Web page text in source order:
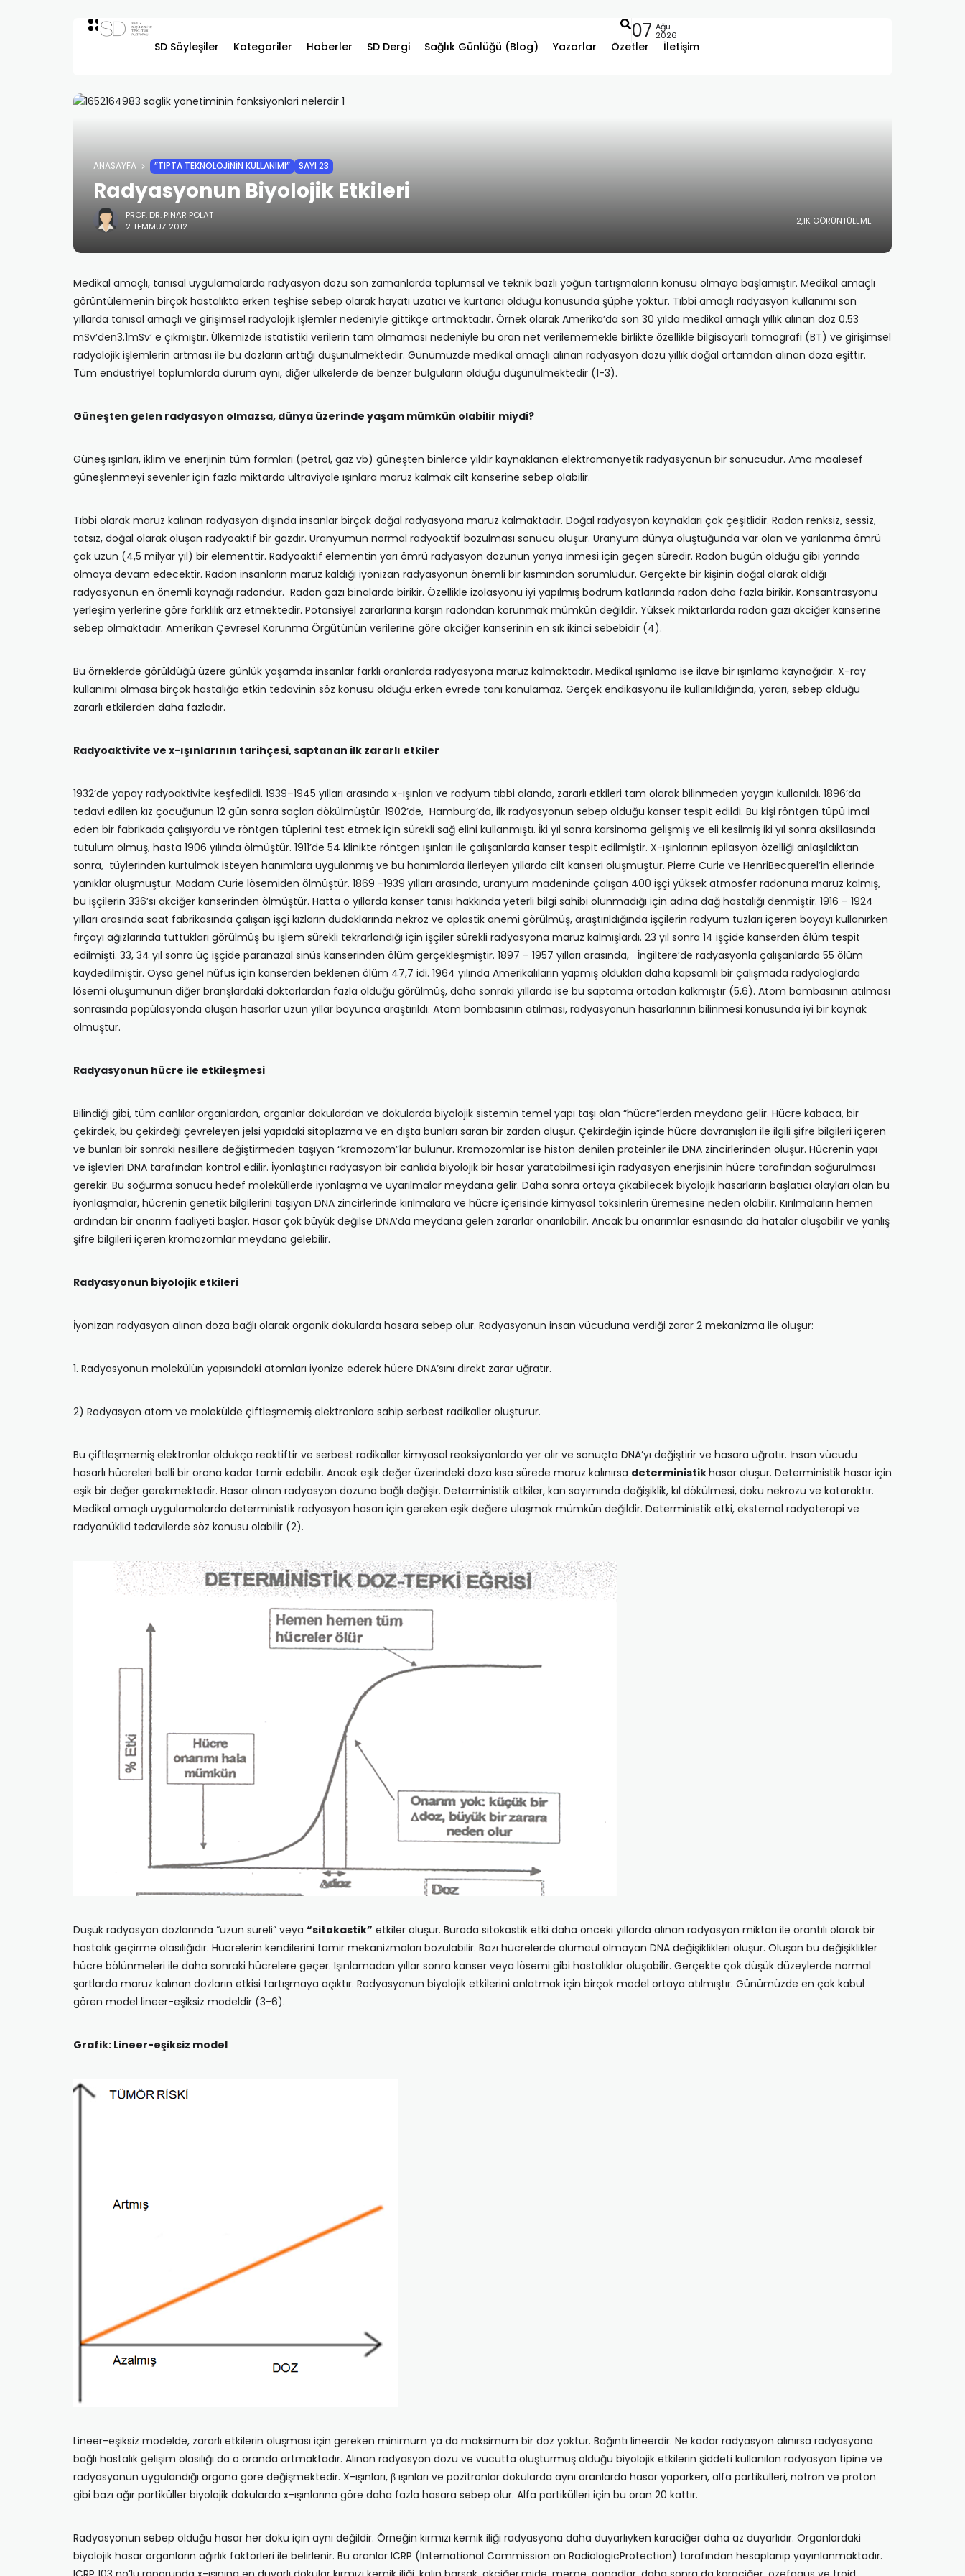
SD Söyleşiler Kategoriler Haberler SD Dergi Sağlık Günlüğü (Blog) Yazarlar Özetler İletişim
07 Ağu
2026
ANASAYFA ”TIPTA TEKNOLOJININ KULLANIMI” SAYI 23
Radyasyonun Biyolojik Etkileri
PROF. DR. PINAR POLAT
2 TEMMUZ 2012
2,1K GÖRÜNTÜLEME
Medikal amaçlı, tanısal uygulamalarda radyasyon dozu son zamanlarda toplumsal ve teknik bazlı yoğun tartışmaların konusu olmaya başlamıştır. Medikal amaçlı
görüntülemenin birçok hastalıkta erken teşhise sebep olarak hayatı uzatıcı ve kurtarıcı olduğu konusunda şüphe yoktur. Tıbbi amaçlı radyasyon kullanımı son
yıllarda tanısal amaçlı ve girişimsel radyolojik işlemler nedeniyle gittikçe artmaktadır. Örnek olarak Amerika’da son 30 yılda medikal amaçlı yıllık alınan doz 0.53
mSv’den3.1mSv’ e çıkmıştır. Ülkemizde istatistiki verilerin tam olmaması nedeniyle bu oran net verilememekle birlikte özellikle bilgisayarlı tomografi (BT) ve girişimsel
radyolojik işlemlerin artması ile bu dozların arttığı düşünülmektedir. Günümüzde medikal amaçlı alınan radyasyon dozu yıllık doğal ortamdan alınan doza eşittir.
Tüm endüstriyel toplumlarda durum aynı, diğer ülkelerde de benzer bulguların olduğu düşünülmektedir (1-3).
Güneşten gelen radyasyon olmazsa, dünya üzerinde yaşam mümkün olabilir miydi?
Güneş ışınları, iklim ve enerjinin tüm formları (petrol, gaz vb) güneşten binlerce yıldır kaynaklanan elektromanyetik radyasyonun bir sonucudur. Ama maalesef
güneşlenmeyi sevenler için fazla miktarda ultraviyole ışınlara maruz kalmak cilt kanserine sebep olabilir.
Tıbbi olarak maruz kalınan radyasyon dışında insanlar birçok doğal radyasyona maruz kalmaktadır. Doğal radyasyon kaynakları çok çeşitlidir. Radon renksiz, sessiz,
tatsız, doğal olarak oluşan radyoaktif bir gazdır. Uranyumun normal radyoaktif bozulması sonucu oluşur. Uranyum dünya oluştuğunda var olan ve yarılanma ömrü
çok uzun (4,5 milyar yıl) bir elementtir. Radyoaktif elementin yarı ömrü radyasyon dozunun yarıya inmesi için geçen süredir. Radon bugün olduğu gibi yarında
olmaya devam edecektir. Radon insanların maruz kaldığı iyonizan radyasyonun önemli bir kısmından sorumludur. Gerçekte bir kişinin doğal olarak aldığı
radyasyonun en önemli kaynağı radondur. Radon gazı binalarda birikir. Özellikle izolasyonu iyi yapılmış bodrum katlarında radon daha fazla birikir. Konsantrasyonu
yerleşim yerlerine göre farklılık arz etmektedir. Potansiyel zararlarına karşın radondan korunmak mümkün değildir. Yüksek miktarlarda radon gazı akciğer kanserine
sebep olmaktadır. Amerikan Çevresel Korunma Örgütünün verilerine göre akciğer kanserinin en sık ikinci sebebidir (4).
Bu örneklerde görüldüğü üzere günlük yaşamda insanlar farklı oranlarda radyasyona maruz kalmaktadır. Medikal ışınlama ise ilave bir ışınlama kaynağıdır. X-ray
kullanımı olmasa birçok hastalığa etkin tedavinin söz konusu olduğu erken evrede tanı konulamaz. Gerçek endikasyonu ile kullanıldığında, yararı, sebep olduğu
zararlı etkilerden daha fazladır.
Radyoaktivite ve x-ışınlarının tarihçesi, saptanan ilk zararlı etkiler
1932’de yapay radyoaktivite keşfedildi. 1939–1945 yılları arasında x-ışınları ve radyum tıbbi alanda, zararlı etkileri tam olarak bilinmeden yaygın kullanıldı. 1896’da
tedavi edilen kız çocuğunun 12 gün sonra saçları dökülmüştür. 1902’de, Hamburg’da, ilk radyasyonun sebep olduğu kanser tespit edildi. Bu kişi röntgen tüpü imal
eden bir fabrikada çalışıyordu ve röntgen tüplerini test etmek için sürekli sağ elini kullanmıştı. İki yıl sonra karsinoma gelişmiş ve eli kesilmiş iki yıl sonra aksillasında
tutulum olmuş, hasta 1906 yılında ölmüştür. 1911’de 54 klinikte röntgen ışınları ile çalışanlarda kanser tespit edilmiştir. X-ışınlarının epilasyon özelliği anlaşıldıktan
sonra, tüylerinden kurtulmak isteyen hanımlara uygulanmış ve bu hanımlarda ilerleyen yıllarda cilt kanseri oluşmuştur. Pierre Curie ve HenriBecquerel’in ellerinde
yanıklar oluşmuştur. Madam Curie lösemiden ölmüştür. 1869 -1939 yılları arasında, uranyum madeninde çalışan 400 işçi yüksek atmosfer radonuna maruz kalmış,
bu işçilerin 336’sı akciğer kanserinden ölmüştür. Hatta o yıllarda kanser tanısı hakkında yeterli bilgi sahibi olunmadığı için adına dağ hastalığı denmiştir. 1916 – 1924
yılları arasında saat fabrikasında çalışan işçi kızların dudaklarında nekroz ve aplastik anemi görülmüş, araştırıldığında işçilerin radyum tuzları içeren boyayı kullanırken
fırçayı ağızlarında tuttukları görülmüş bu işlem sürekli tekrarlandığı için işçiler sürekli radyasyona maruz kalmışlardı. 23 yıl sonra 14 işçide kanserden ölüm tespit
edilmişti. 33, 34 yıl sonra üç işçide paranazal sinüs kanserinden ölüm gerçekleşmiştir. 1897 – 1957 yılları arasında, İngiltere’de radyasyonla çalışanlarda 55 ölüm
kaydedilmiştir. Oysa genel nüfus için kanserden beklenen ölüm 47,7 idi. 1964 yılında Amerikalıların yapmış oldukları daha kapsamlı bir çalışmada radyologlarda
lösemi oluşumunun diğer branşlardaki doktorlardan fazla olduğu görülmüş, daha sonraki yıllarda ise bu saptama ortadan kalkmıştır (5,6). Atom bombasının atılması
sonrasında popülasyonda oluşan hasarlar uzun yıllar boyunca araştırıldı. Atom bombasının atılması, radyasyonun hasarlarının bilinmesi konusunda iyi bir kaynak
olmuştur.
Radyasyonun hücre ile etkileşmesi
Bilindiği gibi, tüm canlılar organlardan, organlar dokulardan ve dokularda biyolojik sistemin temel yapı taşı olan “hücre”lerden meydana gelir. Hücre kabaca, bir
çekirdek, bu çekirdeği çevreleyen jelsi yapıdaki sitoplazma ve en dışta bunları saran bir zardan oluşur. Çekirdeğin içinde hücre davranışları ile ilgili şifre bilgileri içeren
ve bunları bir sonraki nesillere değiştirmeden taşıyan “kromozom”lar bulunur. Kromozomlar ise histon denilen proteinler ile DNA zincirlerinden oluşur. Hücrenin yapı
ve işlevleri DNA tarafından kontrol edilir. İyonlaştırıcı radyasyon bir canlıda biyolojik bir hasar yaratabilmesi için radyasyon enerjisinin hücre tarafından soğurulması
gerekir. Bu soğurma sonucu hedef moleküllerde iyonlaşma ve uyarılmalar meydana gelir. Daha sonra ortaya çıkabilecek biyolojik hasarların başlatıcı olayları olan bu
iyonlaşmalar, hücrenin genetik bilgilerini taşıyan DNA zincirlerinde kırılmalara ve hücre içerisinde kimyasal toksinlerin üremesine neden olabilir. Kırılmaların hemen
ardından bir onarım faaliyeti başlar. Hasar çok büyük değilse DNA’da meydana gelen zararlar onarılabilir. Ancak bu onarımlar esnasında da hatalar oluşabilir ve yanlış
şifre bilgileri içeren kromozomlar meydana gelebilir.
Radyasyonun biyolojik etkileri
İyonizan radyasyon alınan doza bağlı olarak organik dokularda hasara sebep olur. Radyasyonun insan vücuduna verdiği zarar 2 mekanizma ile oluşur:
1. Radyasyonun molekülün yapısındaki atomları iyonize ederek hücre DNA’sını direkt zarar uğratır.
2) Radyasyon atom ve molekülde çiftleşmemiş elektronlara sahip serbest radikaller oluşturur.
Bu çiftleşmemiş elektronlar oldukça reaktiftir ve serbest radikaller kimyasal reaksiyonlarda yer alır ve sonuçta DNA’yı değiştirir ve hasara uğratır. İnsan vücudu
hasarlı hücreleri belli bir orana kadar tamir edebilir. Ancak eşik değer üzerindeki doza kısa sürede maruz kalınırsa deterministikhasar oluşur. Deterministik hasar için
eşik bir değer gerekmektedir. Hasar alınan radyasyon dozuna bağlı değişir. Deterministik etkiler, kan sayımında değişiklik, kıl dökülmesi, doku nekrozu ve kataraktır.
Medikal amaçlı uygulamalarda deterministik radyasyon hasarı için gereken eşik değere ulaşmak mümkün değildir. Deterministik etki, eksternal radyoterapi ve
radyonüklid tedavilerde söz konusu olabilir (2).
Düşük radyasyon dozlarında “uzun süreli” veya “sitokastik” etkiler oluşur. Burada sitokastik etki daha önceki yıllarda alınan radyasyon miktarı ile orantılı olarak bir
hastalık geçirme olasılığıdır. Hücrelerin kendilerini tamir mekanizmaları bozulabilir. Bazı hücrelerde ölümcül olmayan DNA değişiklikleri oluşur. Oluşan bu değişiklikler
hücre bölünmeleri ile daha sonraki hücrelere geçer. Işınlamadan yıllar sonra kanser veya lösemi gibi hastalıklar oluşabilir. Gerçekte çok düşük düzeylerde normal
şartlarda maruz kalınan dozların etkisi tartışmaya açıktır. Radyasyonun biyolojik etkilerini anlatmak için birçok model ortaya atılmıştır. Günümüzde en çok kabul
gören model lineer-eşiksiz modeldir (3-6).
Grafik: Lineer-eşiksiz model
Lineer-eşiksiz modelde, zararlı etkilerin oluşması için gereken minimum ya da maksimum bir doz yoktur. Bağıntı lineerdir. Ne kadar radyasyon alınırsa radyasyona
bağlı hastalık gelişim olasılığı da o oranda artmaktadır. Alınan radyasyon dozu ve vücutta oluşturmuş olduğu biyolojik etkilerin şiddeti kullanılan radyasyon tipine ve
radyasyonun uygulandığı organa göre değişmektedir. X-ışınları, β ışınları ve pozitronlar dokularda aynı oranlarda hasar yaparken, alfa partikülleri, nötron ve proton
gibi bazı ağır partiküller biyolojik dokularda x-ışınlarına göre daha fazla hasara sebep olur. Alfa partikülleri için bu oran 20 kattır.
Radyasyonun sebep olduğu hasar her doku için aynı değildir. Örneğin kırmızı kemik iliği radyasyona daha duyarlıyken karaciğer daha az duyarlıdır. Organlardaki
biyolojik hasar organların ağırlık faktörleri ile belirlenir. Bu oranlar ICRP (International Commission on RadiologicProtection) tarafından hesaplanıp yayınlanmaktadır.